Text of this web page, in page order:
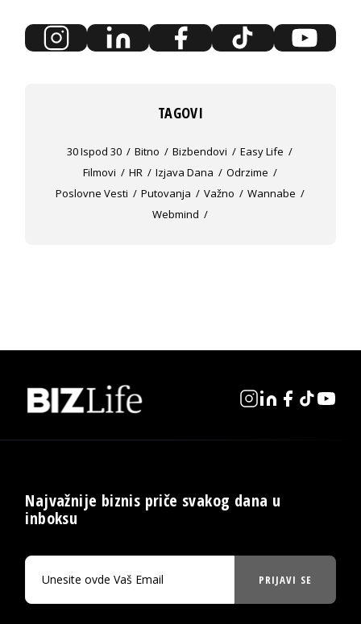
TAGOVI
30 Ispod 30 Bitno Bizbendovi
Easy Life
Filmovi
HR Izjava Dana
Odrzime
Poslovne Vesti
Putovanja Važno
Wannabe
Webmind
Najvažnije biznis priče svakog dana u
inboksu
PRIJAVI SE